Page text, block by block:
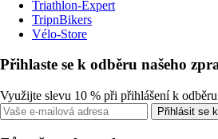
Triathlon-Expert
TripnBikers
Vélo-Store
Přihlaste se k odběru našeho
Využijte slevu 10 % při přihlášení k
Přihlásit se